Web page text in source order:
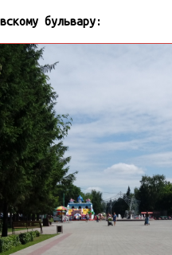
бульвару: